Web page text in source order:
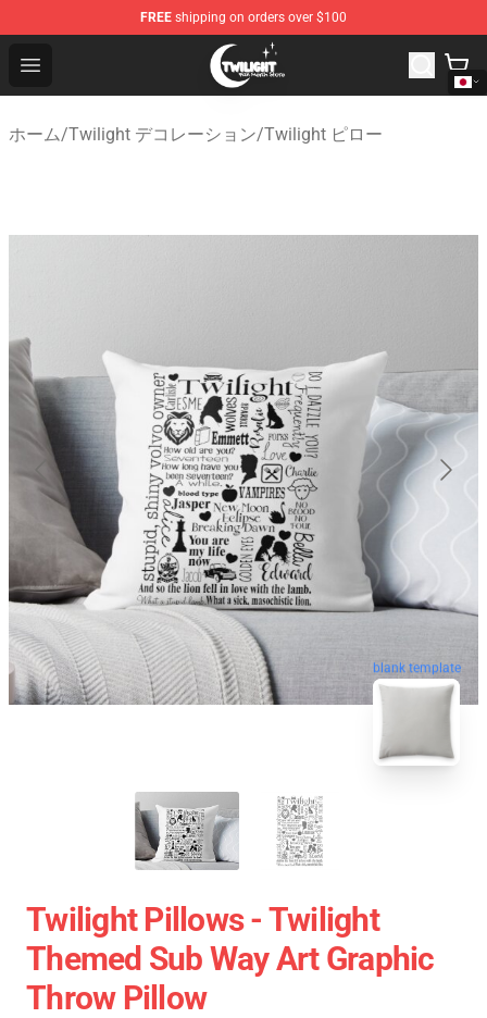
FREE shipping on orders over $100
Open menu
Twilight Store - Official Twilight Merchandise Shop
ホーム/Twilight デコレーション/Twilight ピロー
blank template
Twilight Pillows - Twilight
Themed Sub Way Art Graphic
Throw Pillow